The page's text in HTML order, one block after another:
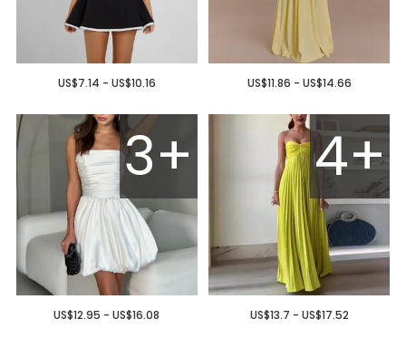
US$7.14 - US$10.16 US$11.86 - US$14.66
3+
US$12.95 - US$16.08
4+
US$13.7 - US$17.52